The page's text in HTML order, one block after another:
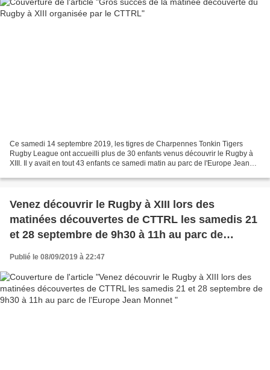
Ce samedi 14 septembre 2019, les tigres de Charpennes Tonkin Tigers
Rugby League ont accueilli plus de 30 enfants venus découvrir le Rugby à
XIII. Il y avait en tout 43 enfants ce samedi matin au parc de l'Europe Jean
Venez découvrir le Rugby à XIII lors des
matinées découvertes de CTTRL les samedis 21
et 28 septembre de 9h30 à 11h au parc de
Publié le 08/09/2019 à 22:47